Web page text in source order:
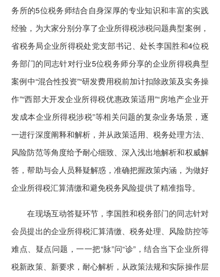
务所的5位税务师结合自身深厚的专业知识和丰富的实践
经验，为大家分别分享了企业所得税涉税问题典型案例，
省税务局企业所得税处党支部书记、处长李国胜和4位税
务部门的同志针对行业5位税务师分享的企业所得税典型
案例中“混合性投资”“研发费用税前加计扣除政策及实务操
作”“西部大开发企业所得税优惠政策适用”“房地产企业开
发成本企业所得税涉税”等相关问题的复杂业务场景，逐
一进行深度阐释和解析，并从政策适用、税务处理方法、
风险防范等角度给予耐心细致、深入浅出地解析和权威解
答，帮助与会人员释疑解惑，准确把握政策内涵，为做好
企业所得税汇算清缴和避免税务风险提供了精准指导。
在现场互动答疑环节，李国胜和税务部门的同志针对
会员提出的企业所得税汇算清缴、税务处理、风险防控等
难点、疑点问题，一一把“脉”问“诊”，结合当下企业所得
税新政策、新要求，耐心解析，从政策法规和实际操作层